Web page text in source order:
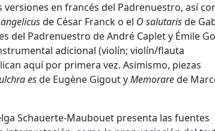
en francés del Padrenuestro, así
de César Franck o el O salutarisde
del Padrenuestro de André Caplet y Émile
adicional (violín; violín/flauta
aquí por primera vez. Asimismo, piezas
esde Eugène Gigout yMemorarede
Schauerte-Maubouet presenta las fuentes